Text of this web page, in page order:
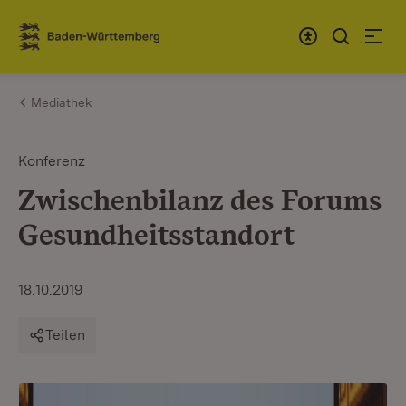
Zum Inhalt springen
Link zur Startseite
Mediathek
Konferenz
Zwischenbilanz des Forums
Gesundheitsstandort
18.10.2019
Teilen